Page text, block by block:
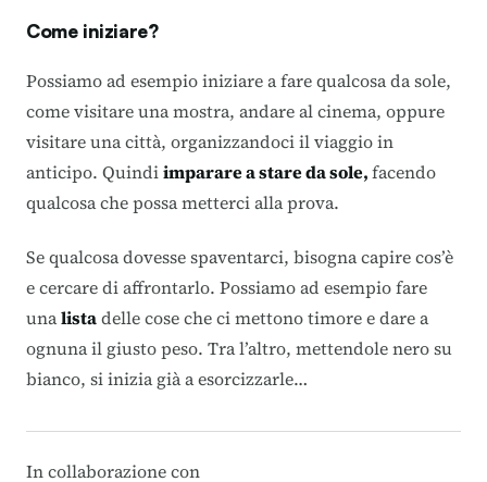
Come iniziare?
Possiamo ad esempio iniziare a fare qualcosa da sole,
come visitare una mostra, andare al cinema, oppure
visitare una città, organizzandoci il viaggio in
anticipo. Quindiimparare a stare da sole,facendo
qualcosa che possa metterci alla prova.
Se qualcosa dovesse spaventarci, bisogna capire cos’è
e cercare di affrontarlo. Possiamo ad esempio fare
unalistadelle cose che ci mettono timore e dare a
ognuna il giusto peso. Tra l’altro, mettendole nero su
bianco, si inizia già a esorcizzarle…
In collaborazione con